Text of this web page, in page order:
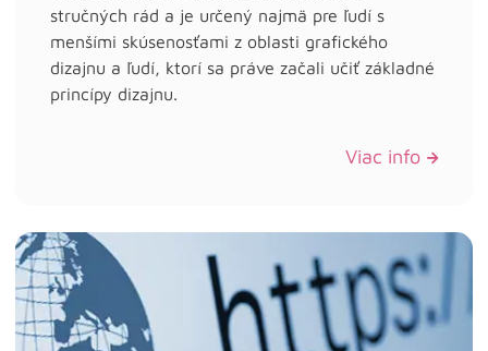
stručných rád a je určený najmä pre ľudí s
menšími skúsenosťami z oblasti grafického
dizajnu a ľudí, ktorí sa práve začali učiť základné
princípy dizajnu.
Viac info